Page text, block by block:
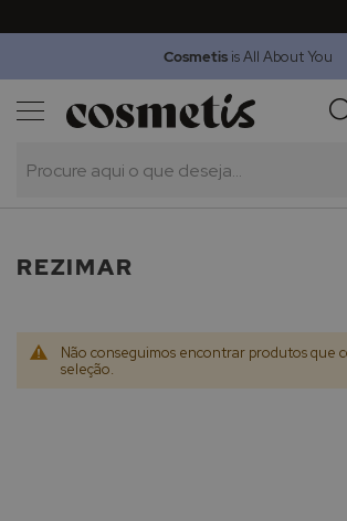
Cosmetisis All About You
Outlet
REZIMAR
Não conseguimos encontrar produtos que
seleção.